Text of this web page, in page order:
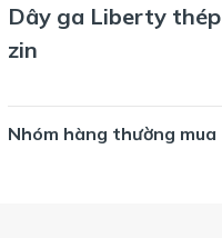
Dây ga Liberty
zin
Nhóm hàng thường mua